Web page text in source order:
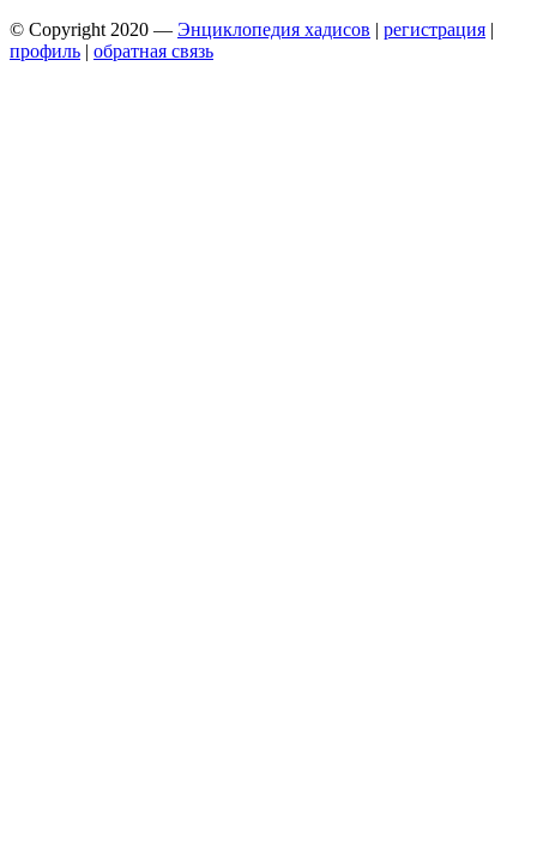
© Copyright 2020 — Энциклопедия хадисов | регистрация |
профиль | обратная связь